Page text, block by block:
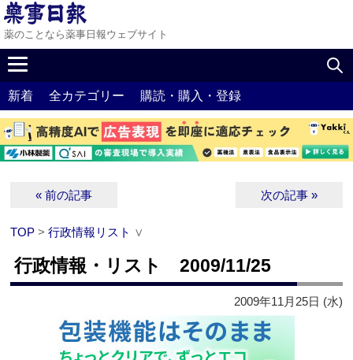
薬のことなら薬事日報ウェブサイト
新着 全カテゴリー 購読・購入・登録
« 前の記事 次の記事 »
TOP >行政情報リスト ∨
行政情報・リスト 2009/11/25
2009年11月25日 (水)